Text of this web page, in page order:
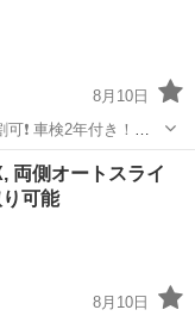
8月10日
❗️ 車検2年付き！
ミアムLパッケージ☆
便利なバックカメラ
両側オートスライ
可能
8月10日